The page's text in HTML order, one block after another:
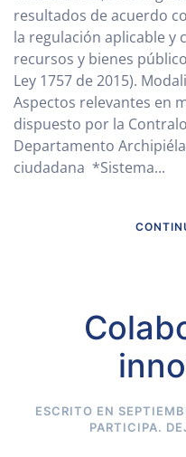
resultados de acuerdo
la regulación aplicable y
recursos y bienes
Ley 1757 de 2015).
Aspectos relevantes en
dispuesto por la
Departamento
ciudadana *Sistema...
ESCRITO EN
PARTICIPA.